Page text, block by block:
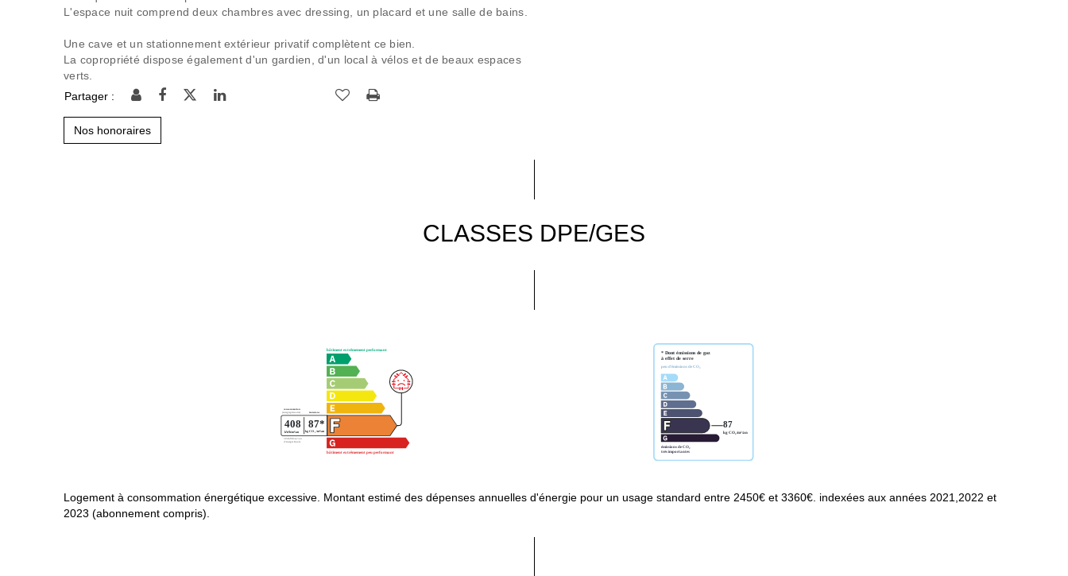
L'espace nuit comprend deux chambres avec dressing, un placard et une salle de bains.
Une cave et un stationnement extérieur privatif complètent ce bien.
La copropriété dispose également d'un gardien, d'un local à vélos et de beaux espaces
verts.
Partager :
Nos honoraires
CLASSES DPE/GES
Logement à consommation énergétique excessive. Montant estimé des dépenses annuelles d'énergie pour un usage standard entre 2450€ et 3360€. indexées aux années 2021,2022 et
2023 (abonnement compris).